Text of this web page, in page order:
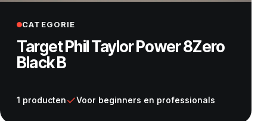
CATEGORIE
Target Phil Taylor Power 8Zero
Black B
1 producten Voor beginners en professionals